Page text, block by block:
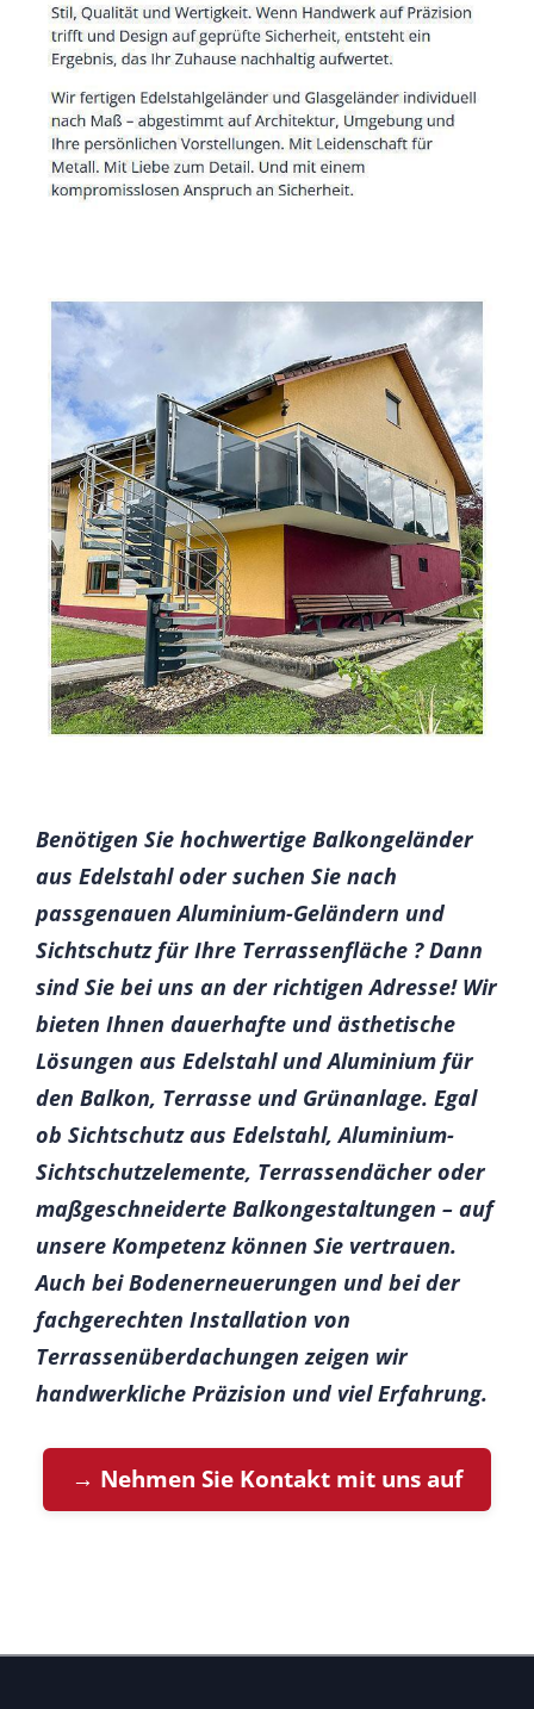
Benötigen Sie hochwertige Balkongeländer
aus Edelstahl oder suchen Sie nach
passgenauen Aluminium-Geländern und
Sichtschutz für Ihre Terrassenfläche ? Dann
sind Sie bei uns an der richtigen Adresse! Wir
bieten Ihnen dauerhafte und ästhetische
Lösungen aus Edelstahl und Aluminium für
den Balkon, Terrasse und Grünanlage. Egal
ob Sichtschutz aus Edelstahl, Aluminium-
Sichtschutzelemente, Terrassendächer oder
maßgeschneiderte Balkongestaltungen – auf
unsere Kompetenz können Sie vertrauen.
Auch bei Bodenerneuerungen und bei der
fachgerechten Installation von
Terrassenüberdachungen zeigen wir
handwerkliche Präzision und viel Erfahrung.
→ Nehmen Sie Kontakt mit uns auf